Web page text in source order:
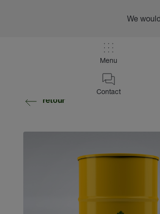
Menu
Contact
We
retour